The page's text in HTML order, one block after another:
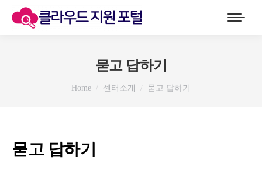
묻고 답하기
You are here:
Home 센터소개 묻고 답하기
묻고 답하기